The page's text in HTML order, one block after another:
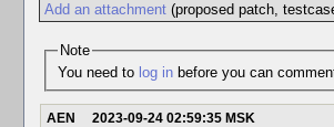
Add an attachment(proposed patch,
Note
You need to log in before you can
AEN 2023-09-24 02:59:35 MSK